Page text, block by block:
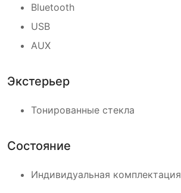
Bluetooth
USB
AUX
Экстерьер
Тонированные стекла
Состояние
Индивидуальная комплектация